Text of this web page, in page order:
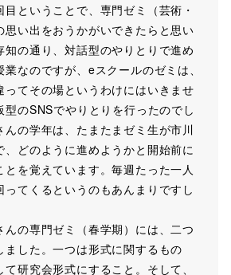
ということで、専門ゼミ（芸術・
思い出をおうかがいできたらと思い
知の通り、対話型のやりとりで進め
なのですが、eスクールのゼミは、
ってその場というわけにはいきませ
型のSNSでやりとりを行ったのでし
んの学年は、たまたまゼミ生が市川
、どのように進めようかと開始前に
とを覚えています。毎週たった一人
ってくるというのもあんまりですし
の専門ゼミ（春学期）には、二つ
ました。一つは形式に関するもの
研究会形式にすること。そして、